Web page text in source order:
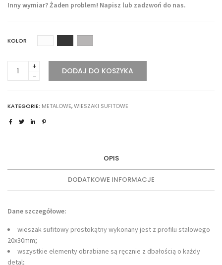
Inny wymiar? Żaden problem! Napisz lub zadzwoń do nas.
KOLOR
WIESZAK
METALOWY
UKRYTE
MOCOWANIE
DODAJ DO KOSZYKA
KATEGORIE: METALOWE,WIESZAKI SUFITOWE
OPIS
DODATKOWE INFORMACJE
Dane szczegółowe:
wieszak sufitowy prostokątny wykonany jest z profilu stalowego
20x30mm;
wszystkie elementy obrabiane są ręcznie z dbałością o każdy
detal;